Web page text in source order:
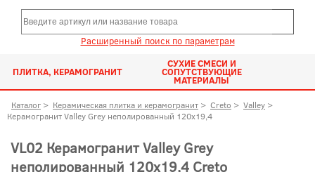
Расширенный поиск по параметрам
ПЛИТКА, КЕРАМОГРАНИТ
СУХИЕ СМЕСИ И
СОПУТСТВУЮЩИЕ
МАТЕРИАЛЫ
Каталог > Керамическая плитка и керамогранит > Creto > Valley >
Керамогранит Valley Grey неполированный 120x19,4
VL02 Керамогранит Valley Grey
неполированный 120x19,4 Creto